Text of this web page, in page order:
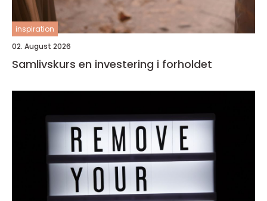
inspiration
02. August 2026
Samlivskurs en investering i forholdet